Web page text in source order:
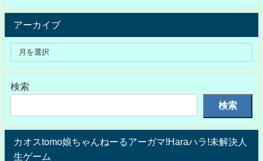
アーカイブ
検索
検索
カオスtomo娘ちゃんねーるアーガマ!Haraハラ!未解決人
生ゲーム